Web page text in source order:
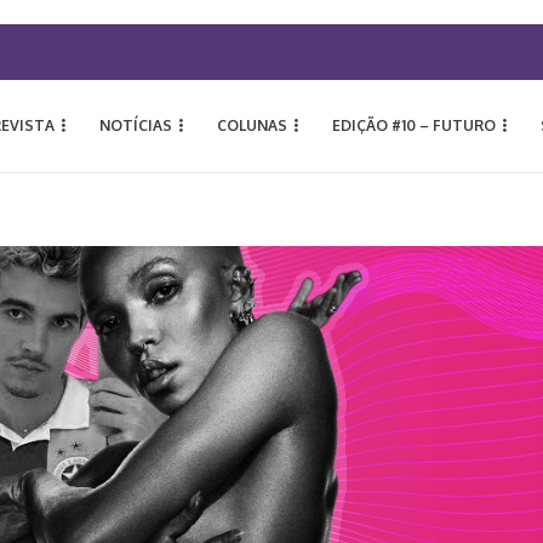
NOTÍCIAS COLUNAS EDIÇÃO #10 – FUTURO